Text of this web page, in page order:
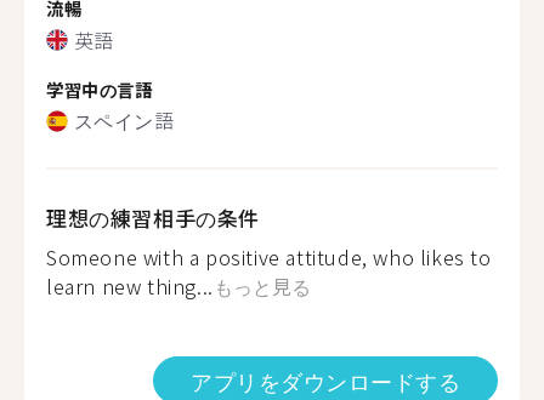
流暢
英語
学習中の言語
スペイン語
理想の練習相手の条件
Someone with a positive attitude, who likes to
learn new thing... もっと見る
アプリをダウンロードする